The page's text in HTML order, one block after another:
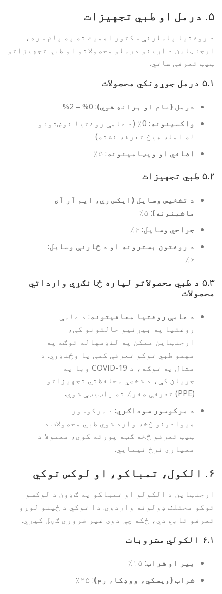
۵. درمل او طبي تجهیزات
د روغتیا پاملرنې سکتور اهمیت ته په پام سره،
ارجنټاین د اړینو درملو محصولاتو او طبي تجهیزاتو
ټیټ تعرفې ساتي.
۵.۱ درمل جوړونکي محصولات
درمل (عام او برانډ شوي): 0% – 2%
واکسینونه
: 0٪ (د عامې روغتیا نوښتونو
له امله هیڅ تعرفه نشته)
اضافي او ویټامینونه: ۵٪
۵.۲ طبي تجهیزات
د تشخیص وسایل (ایکس رې، ایم آر آی
ماشینونه): ۵٪
جراحي وسایل: ۴٪
د روغتون بسترونه او د څارنې وسایل:
۶٪
۵.۳ د طبي محصولاتو لپاره ځانګړي وارداتي
محصولات
د عامې روغتیا معافیتونه: د عامې
روغتیا په بیړنیو حالتونو کې،
ارجنټاین ممکن په لنډمهاله توګه په
مهمو طبي توکو تعرفې کمې یا وځنډوي. د
مثال په توګه، د COVID-19 وبا په
جریان کې، د شخصي محافظتي تجهیزاتو
(PPE) تعرفې صفر٪ ته راټیټې شوې.
د مرکوسور سوداګري: د مرکوسور
هیوادونو څخه وارد شوي طبي محصولات د
ټیټ تعرفو څخه ګټه پورته کوي، معمولا د
معیاري نرخ نیمایي.
۶. الکول، تمباکو، او لوکس توکي
ارجنټاین د الکولو او تمباکو په ګډون د لوکسو
توکو مختلف ډولونه واردوي. دا توکي د ځینو لوړو
تعرفو تابع دي، ځکه چې دوی غیر ضروري ګڼل کیږي.
۶.۱ الکولي مشروبات
بیر او شراب: ۱۵٪
شراب (ویسکي، ووډکا، رم): ۲۵٪